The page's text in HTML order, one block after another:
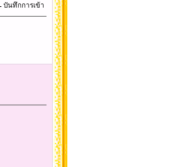
บันทึกการเข้า